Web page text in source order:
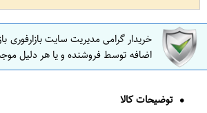
خریدار گرامی مدیریت سایت
اضافه توسط فروشنده و یا هر دلیل
توضیحات کالا